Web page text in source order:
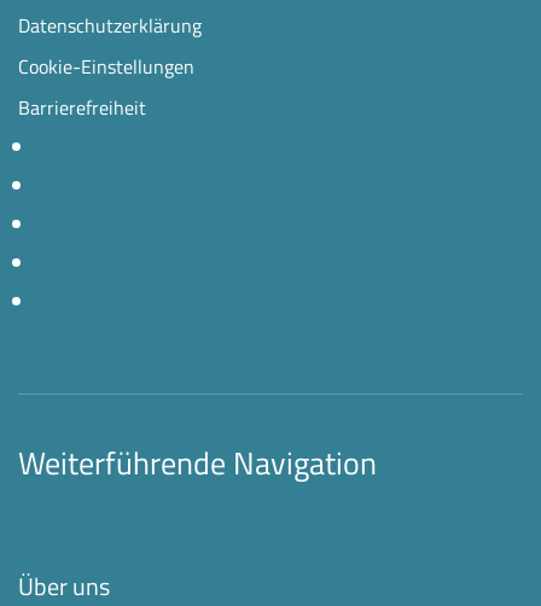
Datenschutzerklärung
Cookie-Einstellungen
Barrierefreiheit
Weiterführende Navigation
Über uns